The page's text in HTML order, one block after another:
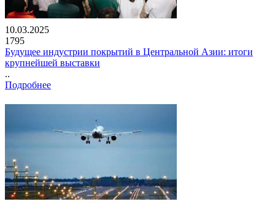
10.03.2025
1795
Будущее индустрии покрытий в Центральной Азии: итоги
крупнейшей выставки
..
Подробнее